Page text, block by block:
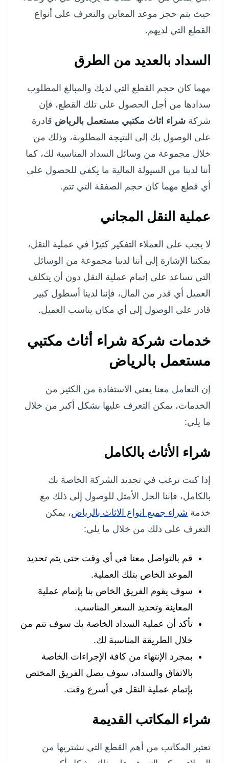
حيث يتم حجز موعد المعاين والتعرف على أنواع
القطع التي لديهم.
السداد بالعديد من الطرق
مهما كان حجم القطع التي لديك والمبالغ المطلوب
سدادها من أجل الحصول على تلك القطع، فإن
شركة شراء اثاث مكتبي مستعمل بالرياض قادرة
على الوصول بك إلى النتيجة المطلوبة، وذلك من
خلال مجموعة من وسائل السداد المناسبة لك، كما
أننا لدينا من السيولة المالية ما يكفي للحصول على
أي قطع مهما كان حجم الصفقة التي تتم.
عملية النقل المجاني
لا يجب على العملاء التفكير كثيرًا في عملية النقل،
يمكننا الإشارة إلى أننا لدينا مجموعة من الوسائل
التي تساعد على إتمام عملية النقل دون أن يتكلف
العميل أي قدر من المال، فإننا لدينا أسطول كبير
قادر على الوصول إلى أي مكان يناسب العميل.
خدمات شركة شراء أثاث مكتبي
مستعمل بالرياض
إن التعامل معنا يعني الاستفادة من الكثير من
الخدمات، يمكن التعرف عليها بشكل أكبر من خلال
ما يلي:
شراء الأثاث بالكامل
إذا كنت ترغب في تجديد الشركة الخاصة بك
بالكامل، فإننا الحل الأمثل للوصول إلى ذلك مع
خدمة شراء جميع انواع الاثاث بالرياض، يمكن
التعرف على ذلك من خلال ما يلي:
قم بالتواصل معنا في أي وقت حتى يتم تحديد
الموعد الخاص بتلك العملية.
سوف يقوم الفريق الخاص بنا بإتمام عملية
المعاينة وتحديد السعر المناسب.
تأكد أن عملية السداد الخاصة بك سوف تتم من
خلال الطريقة المناسبة لك.
بمجرد الإنتهاء من كافة الإجراءات الخاصة
بالاتفاق والسداد، سوف يصل الفريق المختص
بإتمام عملية النقل في أسرع وقت.
شراء المكاتب القديمة
تعتبر المكاتب من أهم القطع التي نشتريها من